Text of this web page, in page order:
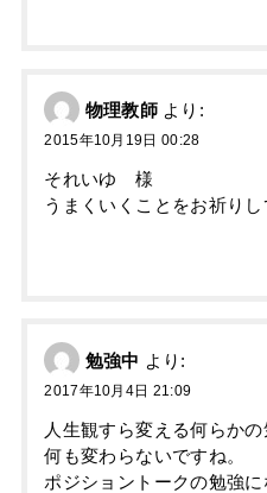
物理教師 より:
2015年10月19日 00:28
それいゆ 様
うまくいくことをお祈りし
勉強中 より:
2017年10月4日 21:09
人生観すら変える何らか
何も変わらないですね。
ポジショントークの勉強に